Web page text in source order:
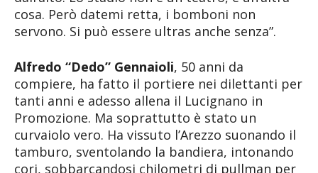
cosa. Però datemi retta, i bomboni non
servono. Si può essere ultras anche senza”.
Alfredo “Dedo” Gennaioli, 50 anni da
compiere, ha fatto il portiere nei dilettanti per
tanti anni e adesso allena il Lucignano in
Promozione. Ma soprattutto è stato un
curvaiolo vero. Ha vissuto l’Arezzo suonando il
tamburo, sventolando la bandiera, intonando
cori, sobbarcandosi chilometri di pullman per